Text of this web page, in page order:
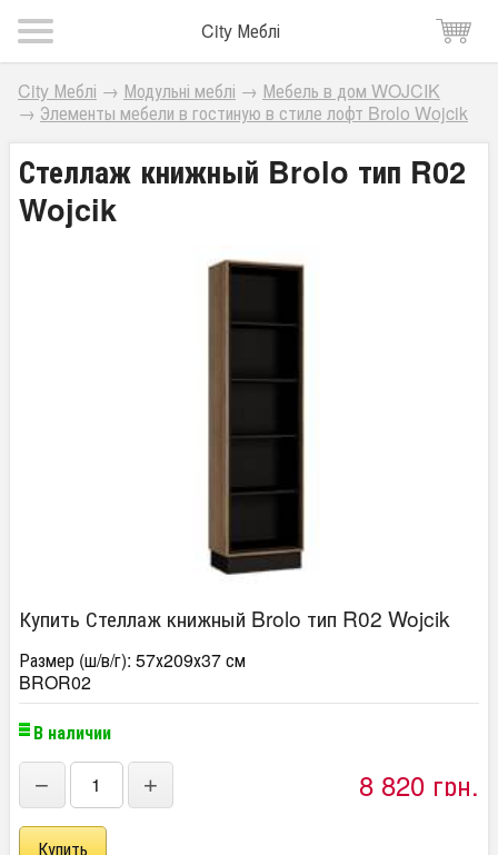
City Меблі
City Меблі → Модульні меблі → Мебель в дом WOJCIK
→ Элементы мебели в гостиную в стиле лофт Brolo Wojcik
Стеллаж книжный Brolo тип R02
Wojcik
Купить Стеллаж книжный Brolo тип R02 Wojcik
Размер (ш/в/г): 57х209х37 см
BROR02
В наличии
− + 8 820 грн.